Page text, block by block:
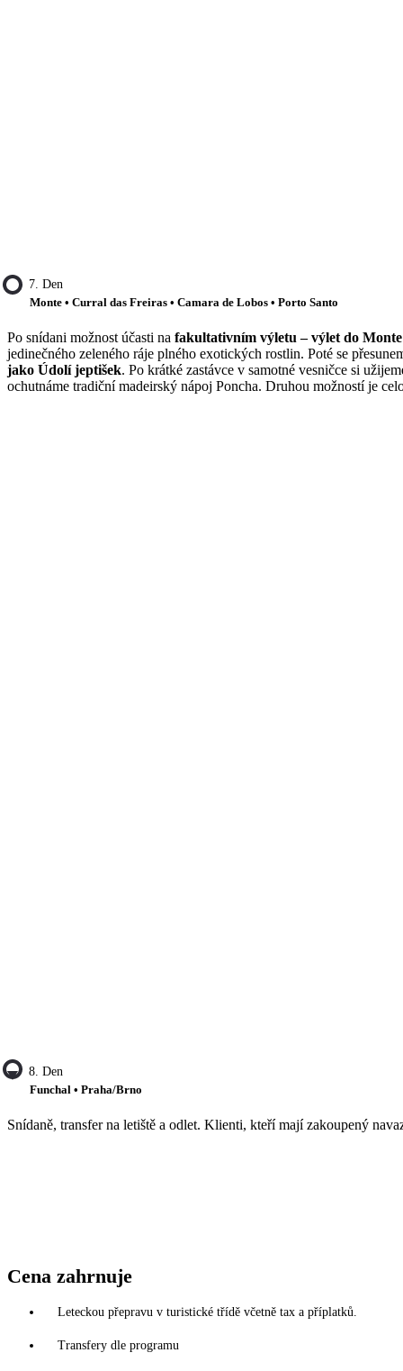
7. Den
Monte • Curral das Freiras • Camara de Lobos • Porto Santo
Po snídani možnost účasti na fakultativním výletu – výlet do
jedinečného zeleného ráje plného exotických rostlin. Poté se
jako Údolí jeptišek. Po krátké zastávce v samotné vesničce si
ochutnáme tradiční madeirský nápoj Poncha. Druhou možností je
8. Den
Funchal • Praha/Brno
Snídaně, transfer na letiště a odlet. Klienti, kteří mají zakoupený
Cena zahrnuje
Leteckou přepravu v turistické třídě včetně tax a příplatků.
Transfery dle programu